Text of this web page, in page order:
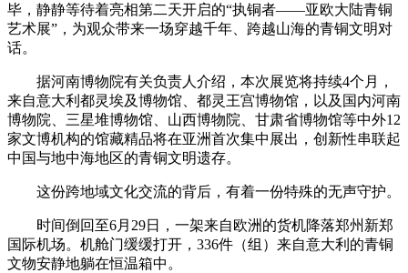
毕，静静等待着亮相第二天开启的“执铜者——亚欧大陆青铜
艺术展”，为观众带来一场穿越千年、跨越山海的青铜文明对
话。
据河南博物院有关负责人介绍，本次展览将持续4个月，
来自意大利都灵埃及博物馆、都灵王宫博物馆，以及国内河南
博物院、三星堆博物馆、山西博物院、甘肃省博物馆等中外12
家文博机构的馆藏精品将在亚洲首次集中展出，创新性串联起
中国与地中海地区的青铜文明遗存。
这份跨地域文化交流的背后，有着一份特殊的无声守护。
时间倒回至6月29日，一架来自欧洲的货机降落郑州新郑
国际机场。机舱门缓缓打开，336件（组）来自意大利的青铜
文物安静地躺在恒温箱中。